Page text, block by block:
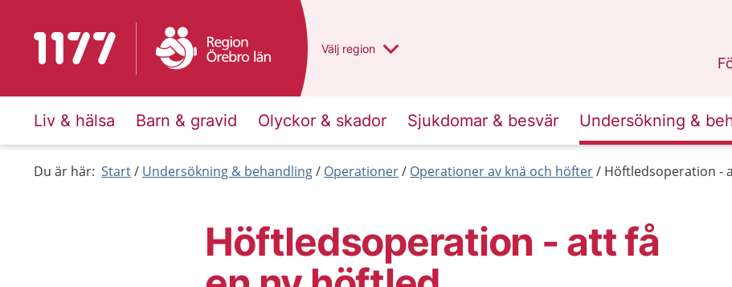
Till startsidan för 1177 Du har valt region
Välj en annan
region
Liv & hälsa Barn & gravid Olyckor & skador Sjukdomar & besvär Undersökning &
Du är här: Start Undersökning & behandling Operationer Operationer av knä och höfter Höftledsoperation -
Höftledsoperation - att få